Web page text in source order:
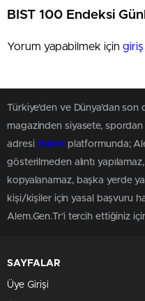
BIST 100 Endeksi
Yorum yapabilmek için giriş
Türkiye'den ve Dünya’dan son
magazinden siyasete,
adresi Haberplatformunda;
gösterilmeden alıntı
kopyalanamaz, başka yerde
kişi/kişiler için yasal başvuru
Alem.Gen.Tr'i tercih ettiğiniz
SAYFALAR
Üye Girişi